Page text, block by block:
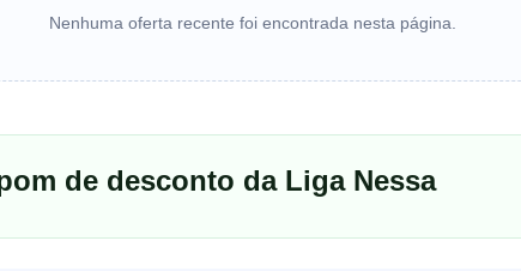
Nenhuma oferta recente foi encontrada nesta página.
de desconto da Liga Nessa